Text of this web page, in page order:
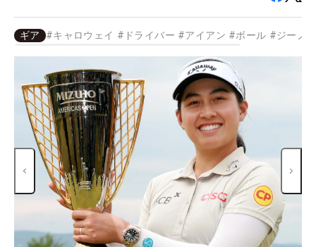
ギア #キャロウェイ # ドライバー #アイアン #ボール #ジーノ